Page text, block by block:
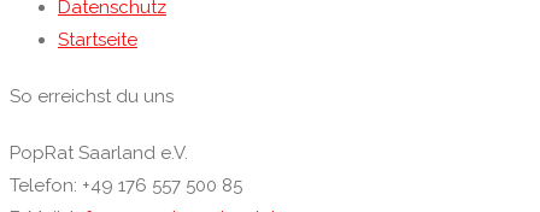
Datenschutz
Startseite
So erreichst du uns
PopRat Saarland e.V.
Telefon: +49 176 557 500 85